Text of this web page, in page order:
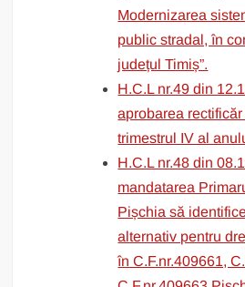
Modernizarea
public stradal, în
județul Timiș”.
H.C.L nr.49 din
aprobarea
trimestrul IV al
H.C.L nr.48 din
mandatarea
Pișchia să
alternativ pentru
în C.F.nr.409661,